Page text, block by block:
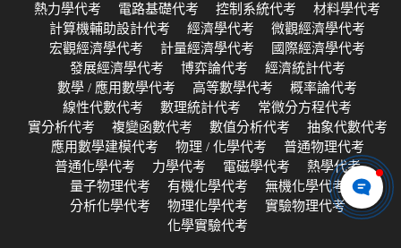
熱力學代考
電路基礎代考 控制系統代考
材料學代考
計算機輔助設計代考
經濟學代考
微觀經濟學代考
宏觀經濟學代考
計量經濟學代考
國際經濟學代考
發展經濟學代考
博弈論代考
經濟統計代考
數學 / 應用數學代考
高等數學代考
概率論代考
線性代數代考
數理統計代考
常微分方程代考
實分析代考
複變函數代考 數值分析代考
抽象代數代考
應用數學建模代考
物理 / 化學代考
普通物理代考
普通化學代考
力學代考 電磁學代考
熱學代考
量子物理代考
有機化學代考
無機化學代考
分析化學代考
物理化學代考
實驗物理代考
化學實驗代考